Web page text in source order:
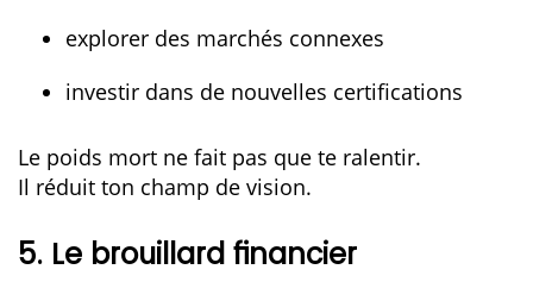
explorer des marchés connexes
investir dans de nouvelles certifications
Le poids mort ne fait pas que te ralentir.
Il réduit ton champ de vision.
5. Le brouillard financier